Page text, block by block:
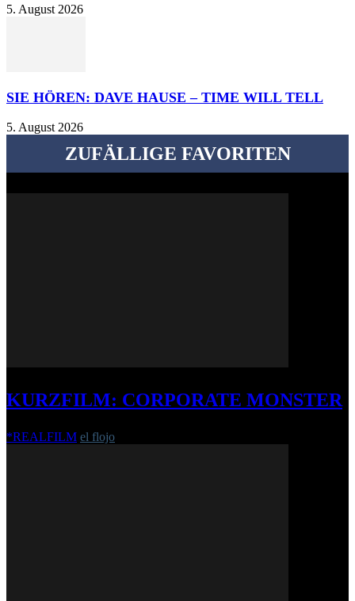
5. August 2026
SIE HÖREN: DAVE HAUSE – TIME WILL TELL
5. August 2026
ZUFÄLLIGE FAVORITEN
KURZFILM: CORPORATE MONSTER
*REALFILM el flojo